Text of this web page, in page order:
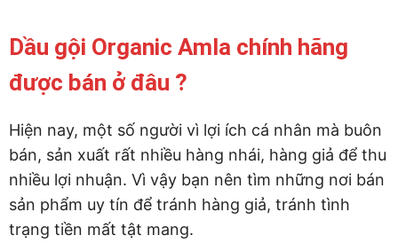
Dầu gội Organic Amla chính hãng
được bán ở đâu ?
Hiện nay, một số người vì lợi ích cá nhân mà buôn
bán, sản xuất rất nhiều hàng nhái, hàng giả để thu
nhiều lợi nhuận. Vì vậy bạn nên tìm những nơi bán
sản phẩm uy tín để tránh hàng giả, tránh tình
trạng tiền mất tật mang.